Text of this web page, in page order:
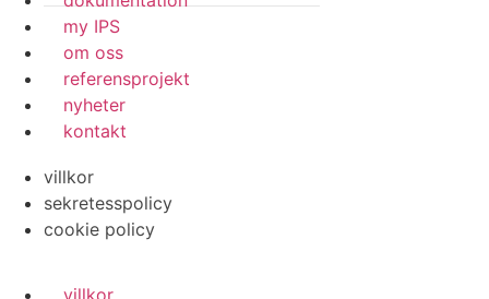
my IPS
om oss
referensprojekt
nyheter
kontakt
villkor
sekretesspolicy
cookie policy
villkor